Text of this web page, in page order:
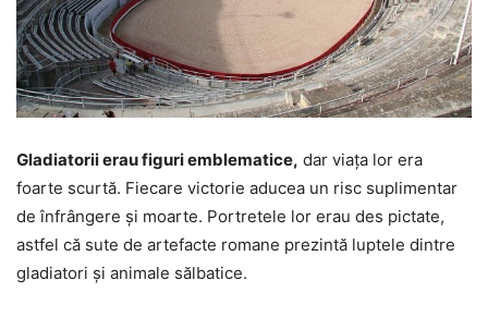
Gladiatorii erau figuri emblematice, dar viața lor era
foarte scurtă. Fiecare victorie aducea un risc suplimentar
de înfrângere și moarte. Portretele lor erau des pictate,
astfel că sute de artefacte romane prezintă luptele dintre
gladiatori și animale sălbatice.